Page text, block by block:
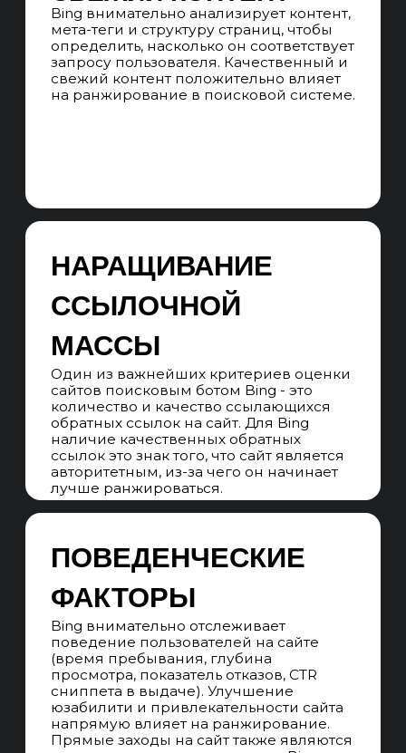
SEO-АУДИТ САЙТА
Проверяем сайт по чек-листу из 300
пунктов, включающему технические,
коммерческие, текстовые, внешние,
доменные и поведенческие факторы
ранжирования с акцентом
на требования Bing, ищем точки роста
АНАЛИЗ КОНКУРЕНТОВ
лидеров в Bing по всем регионам
продвижения, собирая лучшие
контента и ссылочных профилях.
СЕМАНТИЧЕСКОЕ ЯДРО
Собираем все кластеры коммерческих
и информационных запросов,
относящихся к тематическому спросу,
не ограничиваясь частотой
и количеством запросов.
СТРУКТУРА САЙТА
Прорабатываем структуру сайта
SEO-СТРАТЕГИЯ
Составляем подробный план SEO-
поисковой выдачи, специфики ниши,
конкурентов и семантического ядра.
ПРОГНОЗИРОВАНИЕ
ПРОДВИЖЕНИЯ
Прогнозируем результаты
продвижения на 3,6,9,12 месяцев
в позициях и трафике.